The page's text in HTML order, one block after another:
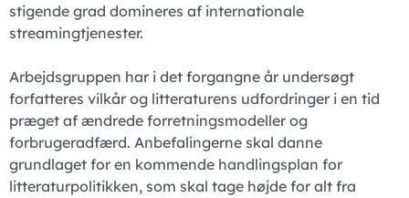
stigende grad domineres af internationale
streamingtjenester.
Arbejdsgruppen har i det forgangne år undersøgt
forfatteres vilkår og litteraturens udfordringer i en tid
præget af ændrede forretningsmodeller og
forbrugeradfærd. Anbefalingerne skal danne
grundlaget for en kommende handlingsplan for
litteraturpolitikken, som skal tage højde for alt fra